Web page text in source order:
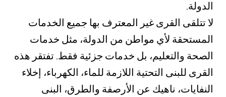
الدولة.
لا تتلقى القرى غير المعترف بها جميع الخدمات
المستحقة لأي مواطن من الدولة، مثل خدمات
الصحة والتعليم، بل خدمات جزئية فقط. تفتقر هذه
القرى للبنى التحتية اللازمة للماء، الكهرباء، إخلاء
النفايات، ناهيك عن الأرصفة والطرق، البنى